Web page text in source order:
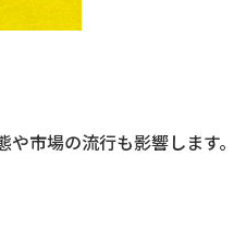
市場の流行も影響します。